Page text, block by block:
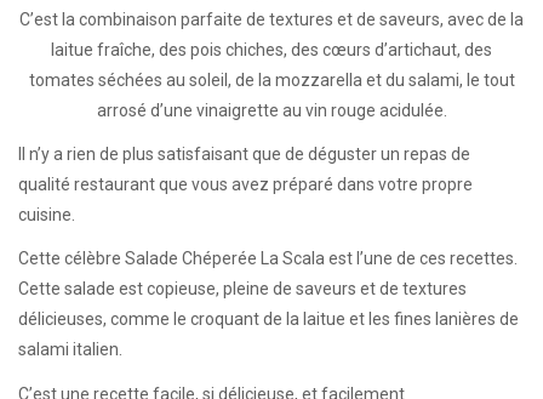
C’est la combinaison parfaite de textures et de saveurs, avec de la
laitue fraîche, des pois chiches, des cœurs d’artichaut, des
tomates séchées au soleil, de la mozzarella et du salami, le tout
arrosé d’une vinaigrette au vin rouge acidulée.
Il n’y a rien de plus satisfaisant que de déguster un repas de
qualité restaurant que vous avez préparé dans votre propre
cuisine.
Cette célèbre Salade Chéperée La Scala est l’une de ces recettes.
Cette salade est copieuse, pleine de saveurs et de textures
délicieuses, comme le croquant de la laitue et les fines lanières de
salami italien.
C’est une recette facile, si délicieuse, et facilement